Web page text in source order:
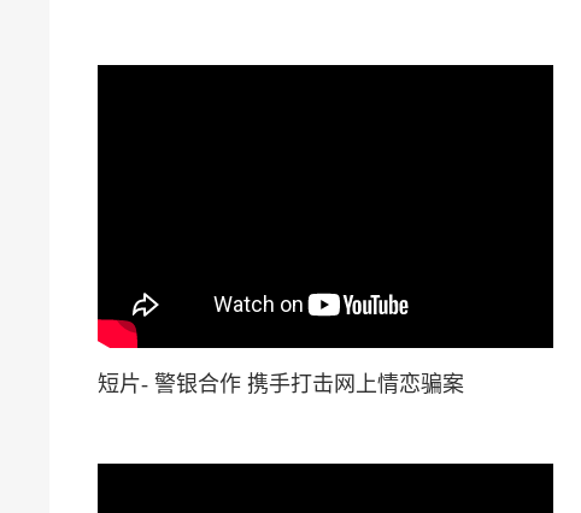
短片- 警银合作 携手打击网上情恋骗案